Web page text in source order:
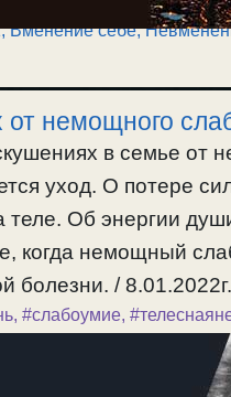
,Вменение себе,
немощного
в семье от
уход. О потере
Об энергии
когда немощный
болезни. / 8.01.2022г.
, #слабоумие,